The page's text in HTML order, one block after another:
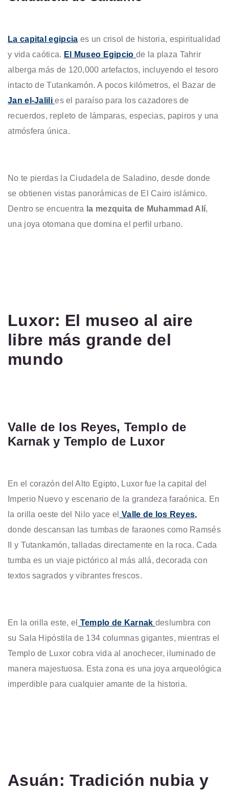
La capital egipcia es un crisol de historia, espiritualidad
y vida caótica. El Museo Egipcio de la plaza Tahrir
alberga más de 120,000 artefactos, incluyendo el tesoro
intacto de Tutankamón. A pocos kilómetros, el Bazar de
Jan el-Jalilies el paraíso para los cazadores de
recuerdos, repleto de lámparas, especias, papiros y una
atmósfera única.
No te pierdas la Ciudadela de Saladino, desde donde
se obtienen vistas panorámicas de El Cairo islámico.
Dentro se encuentra la mezquita de Muhammad Alí,
una joya otomana que domina el perfil urbano.
Luxor: El museo al aire
libre más grande del
mundo
Valle de los Reyes, Templo de
Karnak y Templo de Luxor
En el corazón del Alto Egipto, Luxor fue la capital del
Imperio Nuevo y escenario de la grandeza faraónica. En
la orilla oeste del Nilo yace el Valle de los Reyes,
donde descansan las tumbas de faraones como Ramsés
II y Tutankamón, talladas directamente en la roca. Cada
tumba es un viaje pictórico al más allá, decorada con
textos sagrados y vibrantes frescos.
En la orilla este, el Templo de Karnak deslumbra con
su Sala Hipóstila de 134 columnas gigantes, mientras el
Templo de Luxor cobra vida al anochecer, iluminado de
manera majestuosa. Esta zona es una joya arqueológica
imperdible para cualquier amante de la historia.
Asuán: Tradición nubia y